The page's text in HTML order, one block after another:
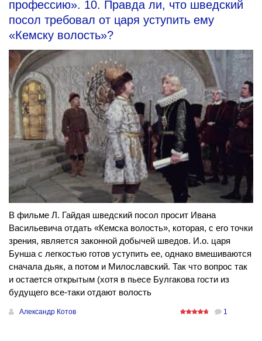
профессию». 10. Правда ли, что шведский
посол требовал от царя уступить ему
«Кемску волость»?
В фильме Л. Гайдая шведский посол просит Ивана
Васильевича отдать «Кемска волость», которая, с его точки
зрения, является законной добычей шведов. И.о. царя
Бунша с легкостью готов уступить ее, однако вмешиваются
сначала дьяк, а потом и Милославский. Так что вопрос так
и остается открытым (хотя в пьесе Булгакова гости из
будущего все-таки отдают волость
Александр Котов 1